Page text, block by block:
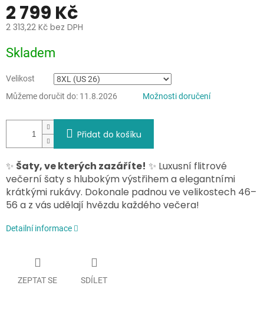
2 799 Kč
2 313,22 Kč bez DPH
cena:
Skladem
Velikost
Můžeme doručit do: 11.8.2026 Možnosti doručení
Přidat do košíku
✨ Šaty, ve kterých zazáříte! ✨ Luxusní flitrové
večerní šaty s hlubokým výstřihem a elegantními
krátkými rukávy. Dokonale padnou ve velikostech 46–
56 a z vás udělají hvězdu každého večera!
Detailní informace
ZEPTAT SE SDÍLET